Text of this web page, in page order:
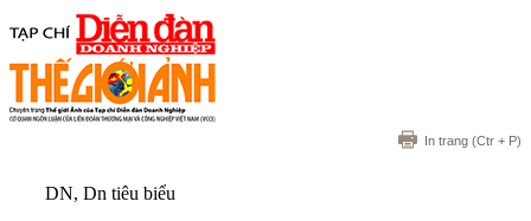
In trang (Ctr + P)
DN, Dn tiêu biểu